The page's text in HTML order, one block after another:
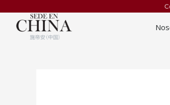
contenido